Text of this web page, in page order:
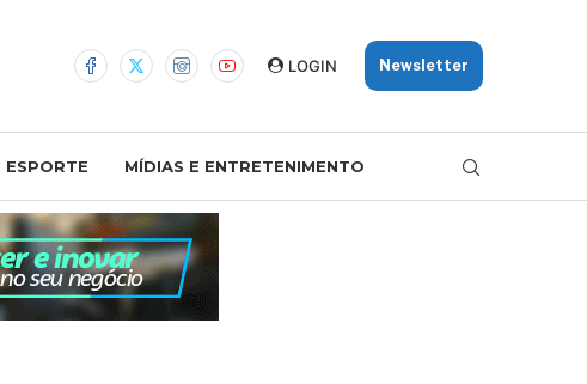
LOGIN Newsletter
ESPORTE MÍDIAS E ENTRETENIMENTO